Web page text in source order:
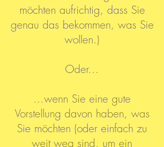
möchten aufrichtig, dass Sie
genau das bekommen, was Sie
wollen.)
Oder...
...wenn Sie eine gute
Vorstellung davon haben, was
Sie möchten (oder einfach zu
weit weg sind, um ein